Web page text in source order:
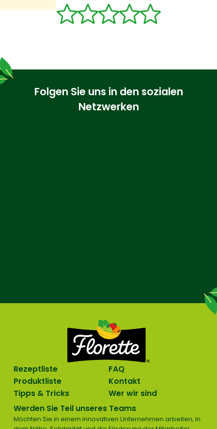
Folgen Sie uns in den sozialen
Netzwerken
Rezeptliste
Produktliste
Tipps & Tricks
FAQ
Kontakt
Wer wir sind
Werden Sie Teil unseres Teams
Möchten Sie in einem innovativen Unternehmen arbeiten, in